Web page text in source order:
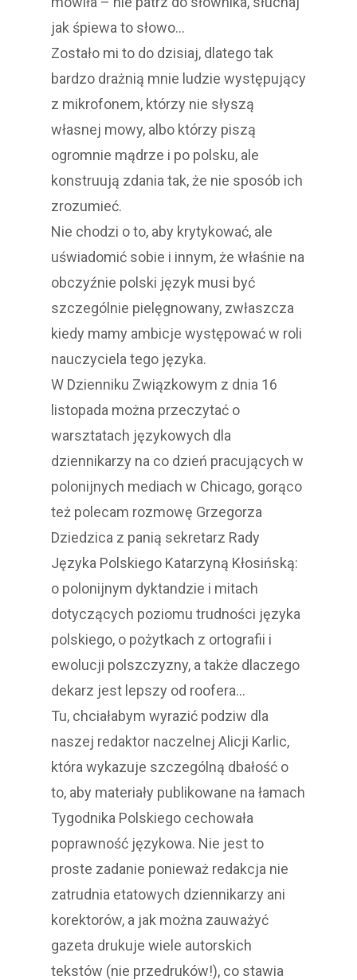
jak śpiewa to słowo…
Zostało mi to do dzisiaj, dlatego tak
bardzo drażnią mnie ludzie występujący
z mikrofonem, którzy nie słyszą
własnej mowy, albo którzy piszą
ogromnie mądrze i po polsku, ale
konstruują zdania tak, że nie sposób ich
zrozumieć.
Nie chodzi o to, aby krytykować, ale
uświadomić sobie i innym, że właśnie na
obczyźnie polski język musi być
szczególnie pielęgnowany, zwłaszcza
kiedy mamy ambicje występować w roli
nauczyciela tego języka.
W Dzienniku Związkowym z dnia 16
listopada można przeczytać o
warsztatach językowych dla
dziennikarzy na co dzień pracujących w
polonijnych mediach w Chicago, gorąco
też polecam rozmowę Grzegorza
Dziedzica z panią sekretarz Rady
Języka Polskiego Katarzyną Kłosińską:
o polonijnym dyktandzie i mitach
dotyczących poziomu trudności języka
polskiego, o pożytkach z ortografii i
ewolucji polszczyzny, a także dlaczego
dekarz jest lepszy od roofera…
Tu, chciałabym wyrazić podziw dla
naszej redaktor naczelnej Alicji Karlic,
która wykazuje szczególną dbałość o
to, aby materiały publikowane na łamach
Tygodnika Polskiego cechowała
poprawność językowa. Nie jest to
proste zadanie ponieważ redakcja nie
zatrudnia etatowych dziennikarzy ani
korektorów, a jak można zauważyć
gazeta drukuje wiele autorskich
tekstów (nie przedruków!), co stawia